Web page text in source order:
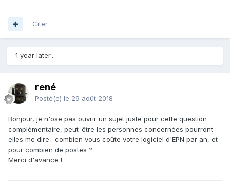
Citer
1 year later...
rené
Posté(e) le 29 août 2018
Bonjour, je n'ose pas ouvrir un sujet juste pour cette question
complémentaire, peut-être les personnes concernées pourront-
elles me dire : combien vous coûte votre logiciel d'EPN par an, et
pour combien de postes ?
Merci d'avance !